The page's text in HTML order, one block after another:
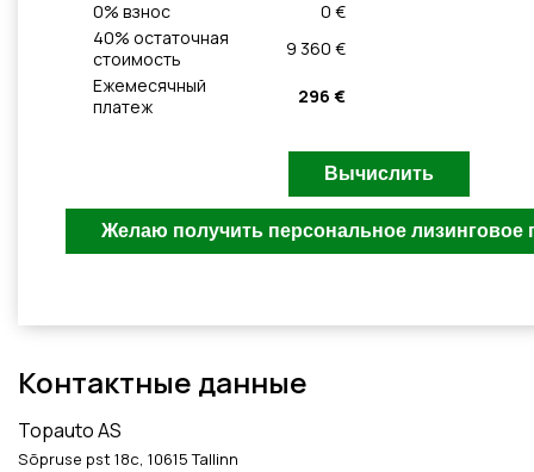
0% взнос
0 €
40% остаточная
стоимость
9 360 €
Ежемесячный
платеж
296 €
Контактные данные
Topauto AS
Sõpruse pst 18c, 10615 Tallinn